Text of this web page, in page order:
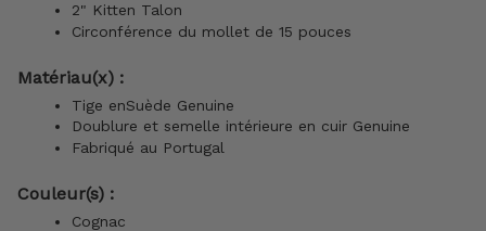
2" Kitten Talon
Circonférence du mollet de 15 pouces
Matériau(x) :
Tige enSuède Genuine
Doublure et semelle intérieure en cuir Genuine
Fabriqué au Portugal
Couleur(s) :
Cognac